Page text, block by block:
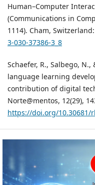
Human–Computer
(Communications in
1114). Cham,
3-030-37386-3_8
Schaefer, R., Salbego, N.,
language learning
contribution of digital
Norte@mentos, 12(29),
https://doi.org/10.30681/